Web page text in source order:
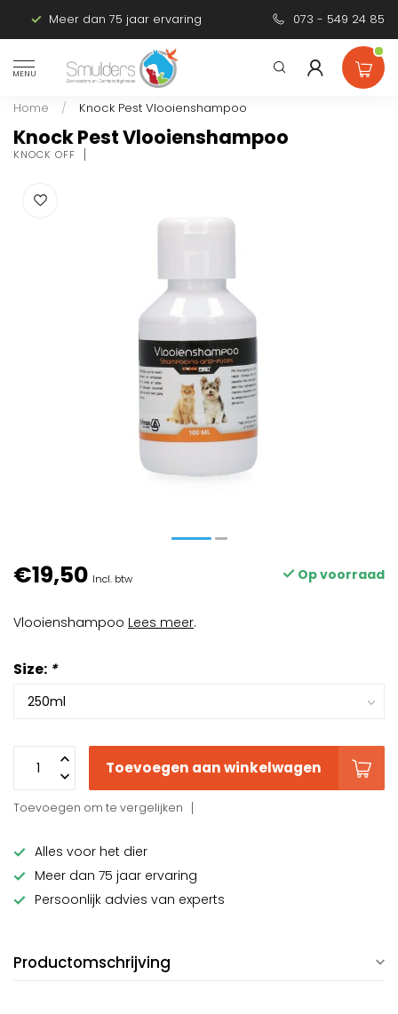
Meer dan 75 jaar ervaring Persoonlijk
073 - 549 24 85
MENU
Home / Knock Pest Vlooienshampoo
Knock Pest Vlooienshampoo
KNOCK OFF
€19,50 Incl. btw Op voorraad
Vlooienshampoo Lees meer.
Size: *
Toevoegen aan winkelwagen
Toevoegen om te vergelijken
Alles voor het dier
Meer dan 75 jaar ervaring
Persoonlijk advies van experts
Productomschrijving